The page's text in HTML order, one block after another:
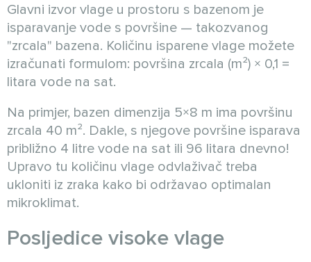
Glavni izvor vlage u prostoru s bazenom je
isparavanje vode s površine — takozvanog
"zrcala" bazena. Količinu isparene vlage možete
izračunati formulom: površina zrcala (m²) × 0,1 =
litara vode na sat.
Na primjer, bazen dimenzija 5×8 m ima površinu
zrcala 40 m². Dakle, s njegove površine isparava
približno 4 litre vode na sat ili 96 litara dnevno!
Upravo tu količinu vlage odvlaživač treba
ukloniti iz zraka kako bi održavao optimalan
mikroklimat.
Posljedice visoke vlage